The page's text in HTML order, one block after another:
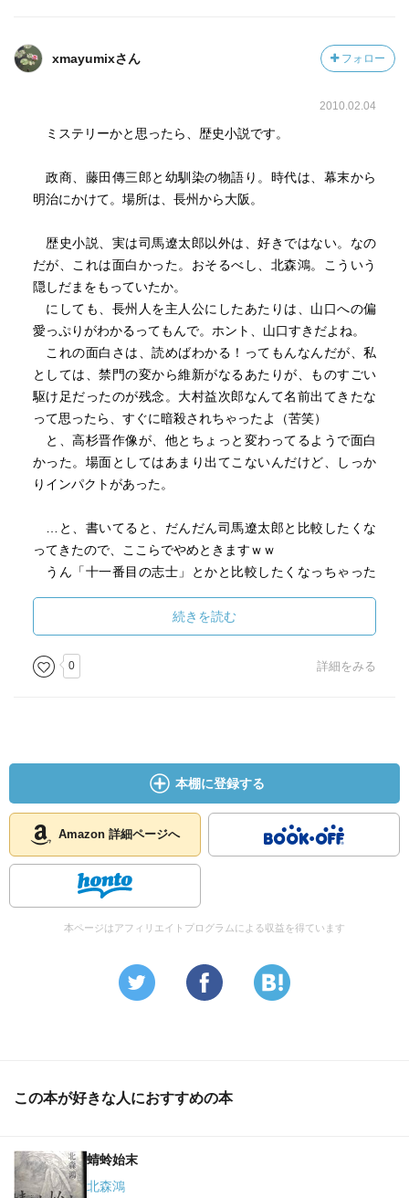
xmayumixさん フォロー
2010.02.04
ミステリーかと思ったら、歴史小説です。
政商、藤田傳三郎と幼馴染の物語り。時代は、幕末から
明治にかけて。場所は、長州から大阪。
歴史小説、実は司馬遼太郎以外は、好きではない。なの
だが、これは面白かった。おそるべし、北森鴻。こういう
隠しだまをもっていたか。
にしても、長州人を主人公にしたあたりは、山口への偏
愛っぷりがわかるってもんで。ホント、山口すきだよね。
これの面白さは、読めばわかる！ってもんなんだが、私
としては、禁門の変から維新がなるあたりが、ものすごい
駆け足だったのが残念。大村益次郎なんて名前出てきたな
って思ったら、すぐに暗殺されちゃったよ（苦笑）
と、高杉晋作像が、他とちょっと変わってるようで面白
かった。場面としてはあまり出てこないんだけど、しっか
りインパクトがあった。
…と、書いてると、だんだん司馬遼太郎と比較したくな
ってきたので、ここらでやめときますｗｗ
うん「十一番目の志士」とかと比較したくなっちゃった
続きを読む
0 詳細をみる
本棚に登録する
Amazon 詳細ページへ
本ページはアフィリエイトプログラムによる収益を得ています
この本が好きな人におすすめの本
蜻蛉始末
北森鴻